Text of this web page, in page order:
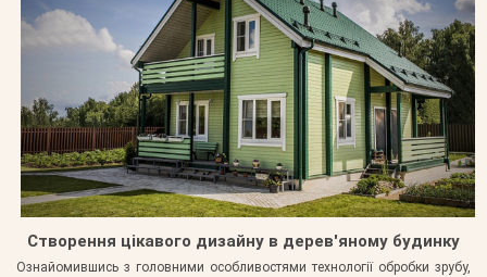
Створення цікавого дизайну в дерев'яному будинку
Ознайомившись з головними особливостями технології обробки зрубу,